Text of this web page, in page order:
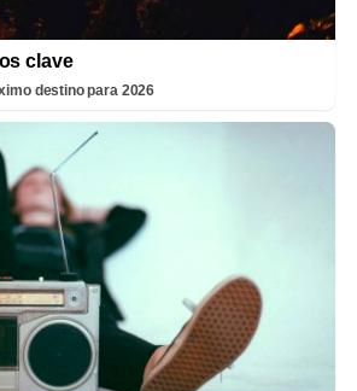
clave
destino para 2026